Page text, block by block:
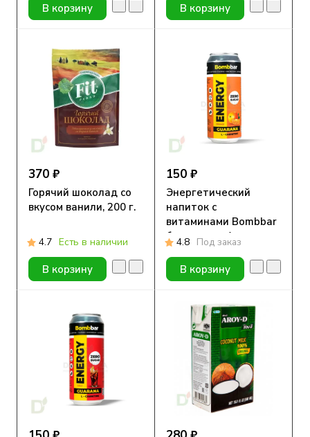
В корзину В корзину
370 ₽
Горячий шоколад со
вкусом ванили, 200 г.
4.7 Есть в наличии
В корзину
150 ₽
Энергетический
напиток с
витаминами Bombbar
без сахара, Апельсин,
500 мл
4.8 Под заказ
В корзину